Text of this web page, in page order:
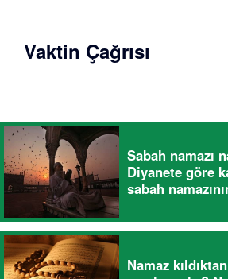
Vaktin Çağrısı
Sabah namazı
Diyanete göre
sabah
Namaz